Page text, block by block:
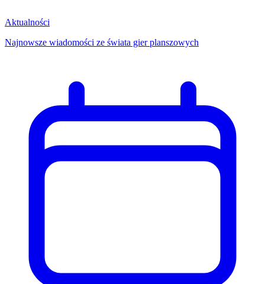
Aktualności
Najnowsze wiadomości ze świata gier planszowych